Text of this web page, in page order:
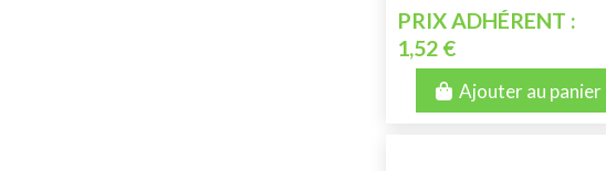
PRIX ADHÉRENT :
1,52 €
Ajouter au panier